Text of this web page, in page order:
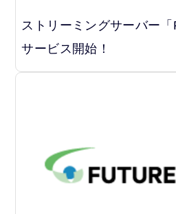
ストリーミングサーバー「
サービス開始！